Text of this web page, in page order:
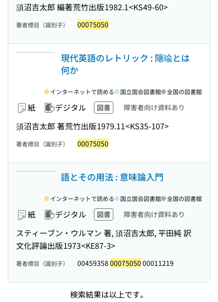
須沼吉太郎 編著荒竹出版1982.1<KS49-60>
著者標目（識別子） 00075050
現代英語のレトリック : 隠喩とは
何か
紙 デジタル 図書 障害者向け資料あり
須沼吉太郎 著荒竹出版1979.11<KS35-107>
インターネットで読める 国立国会図書館 全国の図書館
著者標目（識別子） 00075050
語とその用法 : 意味論入門
紙 デジタル 図書 障害者向け資料あり
スティーブン・ウルマン 著, 須沼吉太郎, 平田純 訳
文化評論出版1973<KE87-3>
インターネットで読める 国立国会図書館 全国の図書館
著者標目（識別子） 00459358 00075050 00011219
検索結果は以上です。